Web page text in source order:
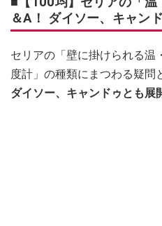
＆A！ ダイソー、キャン
セリアの「壁に掛けられる温
度計」の種類にまつわる疑問
ダイソー、キャンドゥとも展